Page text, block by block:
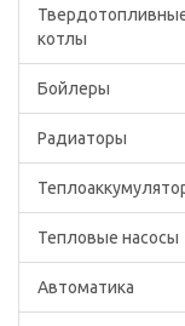
котлы
Бойлеры
Радиаторы
Тепловые насосы
Автоматика